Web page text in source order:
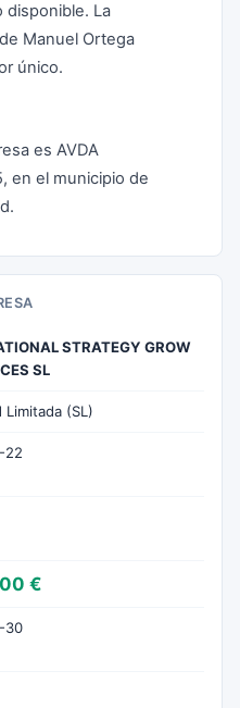
disponible. La
Manuel Ortega
único.
es AVDA
en el municipio de
STRATEGY GROW
SL
Limitada (SL)
22
€
30